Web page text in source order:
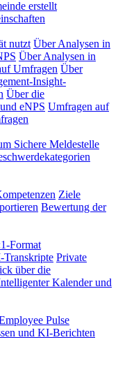
erstellt
nutzt Über Analysen in
Über Analysen in
Umfragen Über
Insight-
Über die
eNPS Umfragen auf
Sichere Meldestelle
Ziele
Bewertung der
Format
Transkripte Private
über die
Kalender und
Pulse
und KI-Berichten